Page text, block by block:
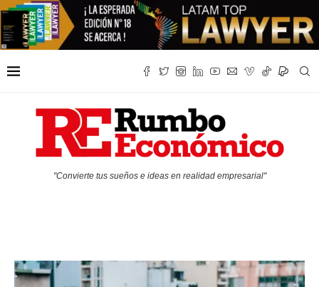
"Convierte tus sueños e ideas en realidad empresarial"